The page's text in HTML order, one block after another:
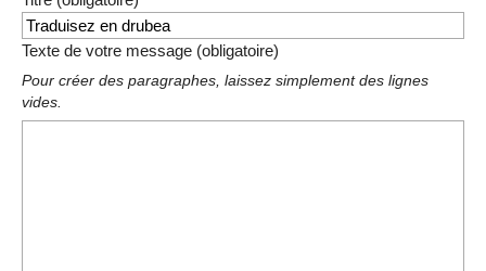
Texte de votre message (obligatoire)
Pour créer des paragraphes, laissez simplement des lignes
vides.